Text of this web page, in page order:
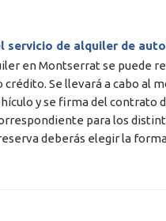
servicio de alquiler de
en Montserrat se puede
Se llevará a cabo al
y se firma del contrato
para los
deberás elegir la